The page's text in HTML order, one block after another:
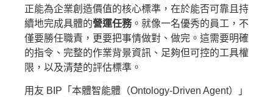
正能為企業創造價值的核心標準，在於能否可靠且持
續地完成具體的營運任務。就像一名優秀的員工，不
僅要勝任職責，更要把事情做對、做完。這需要明確
的指令、完整的作業背景資訊、足夠但可控的工具權
限，以及清楚的評估標準。
用友 BIP「本體智能體（Ontology-Driven Agent）」